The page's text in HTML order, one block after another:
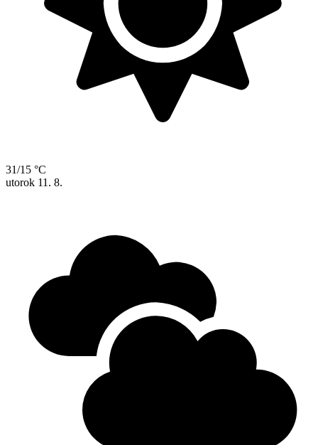
31/15 °C
utorok 11. 8.